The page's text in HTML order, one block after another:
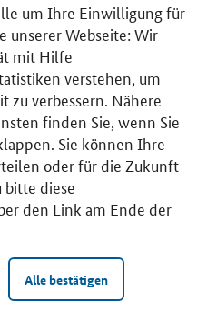
um Ihre Einwilligung für
unserer Webseite: Wir
mit Hilfe
verstehen, um
zu verbessern. Nähere
finden Sie, wenn Sie
Sie können Ihre
oder für die Zukunft
bitte diese
den Link am Ende der
Alle bestätigen